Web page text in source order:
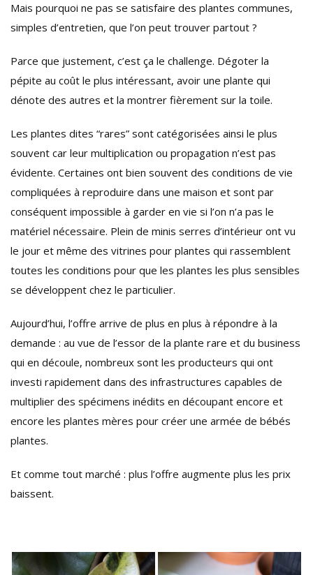
Mais pourquoi ne pas se satisfaire des plantes communes,
simples d’entretien, que l’on peut trouver partout ?
Parce que justement, c’est ça le challenge. Dégoter la
pépite au coût le plus intéressant, avoir une plante qui
dénote des autres et la montrer fièrement sur la toile.
Les plantes dites “rares” sont catégorisées ainsi le plus
souvent car leur multiplication ou propagation n’est pas
évidente. Certaines ont bien souvent des conditions de vie
compliquées à reproduire dans une maison et sont par
conséquent impossible à garder en vie si l’on n’a pas le
matériel nécessaire. Plein de minis serres d’intérieur ont vu
le jour et même des vitrines pour plantes qui rassemblent
toutes les conditions pour que les plantes les plus sensibles
se développent chez le particulier.
Aujourd’hui, l’offre arrive de plus en plus à répondre à la
demande : au vue de l’essor de la plante rare et du business
qui en découle, nombreux sont les producteurs qui ont
investi rapidement dans des infrastructures capables de
multiplier des spécimens inédits en découpant encore et
encore les plantes mères pour créer une armée de bébés
plantes.
Et comme tout marché : plus l’offre augmente plus les prix
baissent.